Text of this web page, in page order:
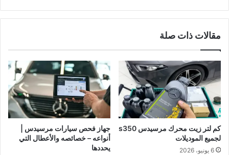
مقالات ذات صلة
كم لتر زيت محرك مرسيدس s350
لجميع الموديلات
6 يونيو، 2026
جهاز فحص سيارات مرسيدس |
أنواعه – خصائصه والأعطال التي
يحددها